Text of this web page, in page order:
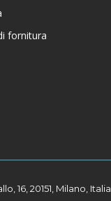
fornitura
16, 20151, Milano, Italia